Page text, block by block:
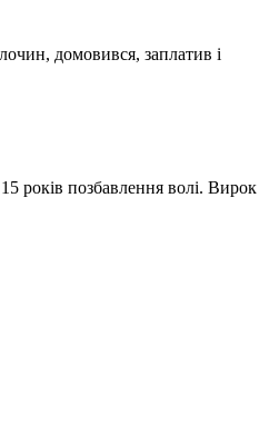
років позбавлення волі. Вирок